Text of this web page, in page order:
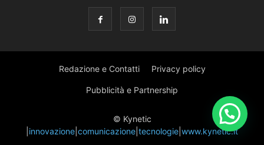
Redazione e Contatti Privacy policy
Pubblicità e Partnership
© Kynetic
innovazione comunicazione tecnologie www.kynetic.it